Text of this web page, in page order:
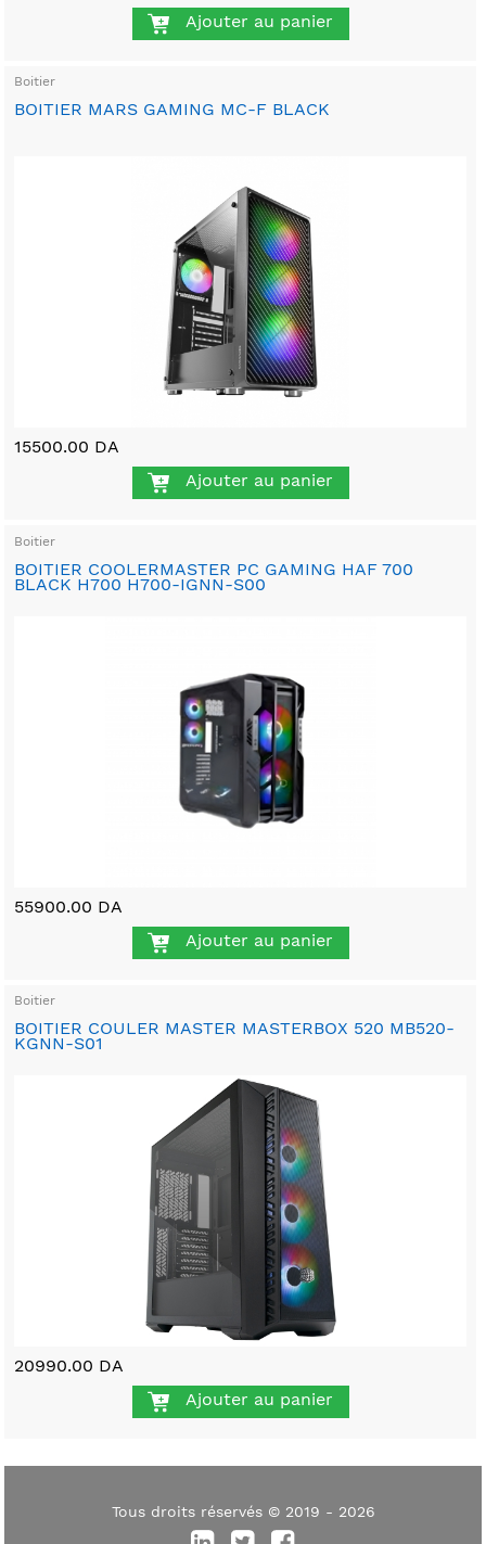
Ajouter au panier
Boitier
BOITIER MARS GAMING MC-F BLACK
15500.00 DA
Ajouter au panier
Boitier
BOITIER COOLERMASTER PC GAMING HAF 700
BLACK H700 H700-IGNN-S00
55900.00 DA
Ajouter au panier
Boitier
BOITIER COULER MASTER MASTERBOX 520 MB520-
KGNN-S01
20990.00 DA
Ajouter au panier
Tous droits réservés © 2019 - 2026